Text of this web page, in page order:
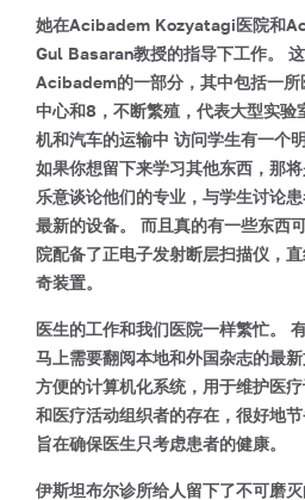
她在Acibadem Kozyatagi医院和
Gul Basaran教授的指导下工作。
Acibadem的一部分，其中包括一
中心和8，不断繁殖，代表大型实验
机和汽车的运输中 访问学生有一个
如果你想留下来学习其他东西，那
乐意谈论他们的专业，与学生讨论
最新的设备。 而且真的有一些东西
院配备了正电子发射断层扫描仪，
奇装置。
医生的工作和我们医院一样繁忙。
马上需要翻阅本地和外国杂志的最
方便的计算机化系统，用于维护医
和医疗活动组织者的存在，很好地
旨在确保医生只考虑患者的健康。
伊斯坦布尔诊所给人留下了不可磨